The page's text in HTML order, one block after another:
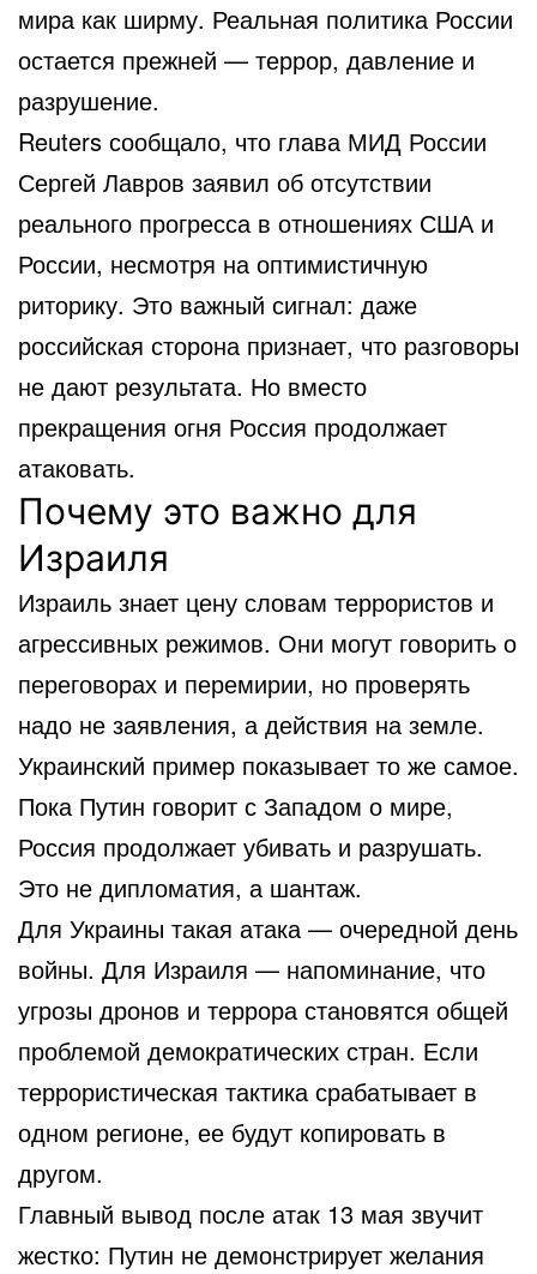
мира как ширму. Реальная политика России
остается прежней — террор, давление и
разрушение.
Reuters сообщало, что глава МИД России
Сергей Лавров заявил об отсутствии
реального прогресса в отношениях США и
России, несмотря на оптимистичную
риторику. Это важный сигнал: даже
российская сторона признает, что разговоры
не дают результата. Но вместо
прекращения огня Россия продолжает
атаковать.
Почему это важно для
Израиля
Израиль знает цену словам террористов и
агрессивных режимов. Они могут говорить о
переговорах и перемирии, но проверять
надо не заявления, а действия на земле.
Украинский пример показывает то же самое.
Пока Путин говорит с Западом о мире,
Россия продолжает убивать и разрушать.
Это не дипломатия, а шантаж.
Для Украины такая атака — очередной день
войны. Для Израиля — напоминание, что
угрозы дронов и террора становятся общей
проблемой демократических стран. Если
террористическая тактика срабатывает в
одном регионе, ее будут копировать в
другом.
Главный вывод после атак 13 мая звучит
жестко: Путин не демонстрирует желания